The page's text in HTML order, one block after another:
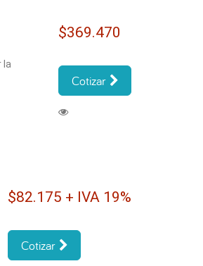
la
$369.470
Cotizar
$82.175 + IVA 19%
Cotizar